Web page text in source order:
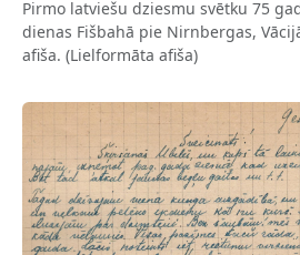
Pirmo latviešu dziesmu svētku 75
dienas Fišbahā pie Nirnbergas,
afiša. (Lielformāta afiša)